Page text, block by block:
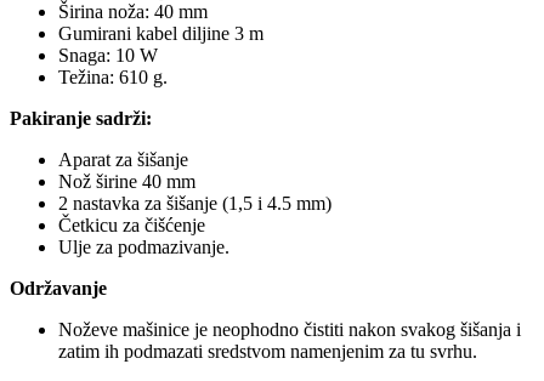
Širina noža: 40 mm
Gumirani kabel diljine 3 m
Snaga: 10 W
Težina: 610 g.
Pakiranje sadrži:
Aparat za šišanje
Nož širine 40 mm
2 nastavka za šišanje (1,5 i 4.5 mm)
Četkicu za čišćenje
Ulje za podmazivanje.
Održavanje
Noževe mašinice je neophodno čistiti nakon svakog šišanja i
zatim ih podmazati sredstvom namenjenim za tu svrhu.